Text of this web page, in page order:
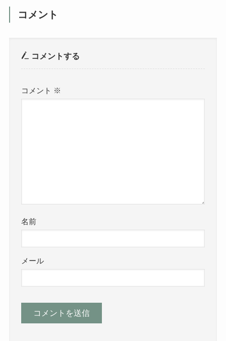
コメント
コメントする
コメント ※
名前
メール